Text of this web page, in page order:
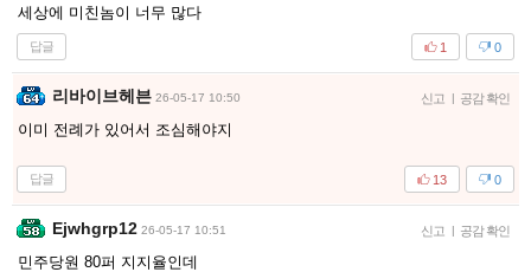
세상에 미친놈이 너무 많다
답글 0
1
리바이브헤븐 26-05-17 10:50 신고 | 공감 확인
이미 전례가 있어서 조심해야지
답글 0
13
Ejwhgrp12 26-05-17 10:51 신고 | 공감 확인
민주당원 80퍼 지지율인데